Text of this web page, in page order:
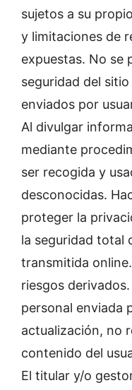
sujetos a su
y limitaciones de
expuestas. No se
seguridad del
enviados por
Al divulgar
mediante
ser recogida y
desconocidas.
proteger la
la seguridad total
transmitida
riesgos
personal enviada
actualización, no
contenido del
El titular y/o